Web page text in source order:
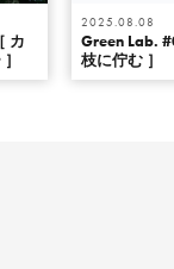
カ
2025.08.08
Green Lab.
枝に佇む ］